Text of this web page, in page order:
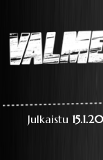
liikkumisen
perustaitojen
videokirjasto
Julkaistu